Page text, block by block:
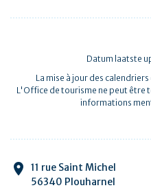
Datum laatste
La mise à jour des
L'Office de tourisme ne peut être
informations
11 rue Saint Michel
56340 Plouharnel